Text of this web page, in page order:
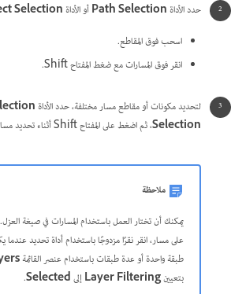
حدد الأداةPath Selectionأو الأداةSelection
اسحب فوق المقاطع.
انقر فوق المسارات مع ضغط المفتاح Shift.
لتحديد مكونات أو مقاطع مسار مختلفة، حدد الأداة
Selection، ثم اضغط على المفتاح Shift أثناء تحديد مسارات أو مقاطع إضافية.
ملاحظة
يمكنك أن تختار العمل باستخدام المسارات في صيغة
على مسار، انقر نقرًا مزدوجًا باستخدام أداة تحديد
طبقة واحدة أو عدة طبقات باستخدام عنصر القائمة
بتعيينLayer Filtering إلىSelected
.